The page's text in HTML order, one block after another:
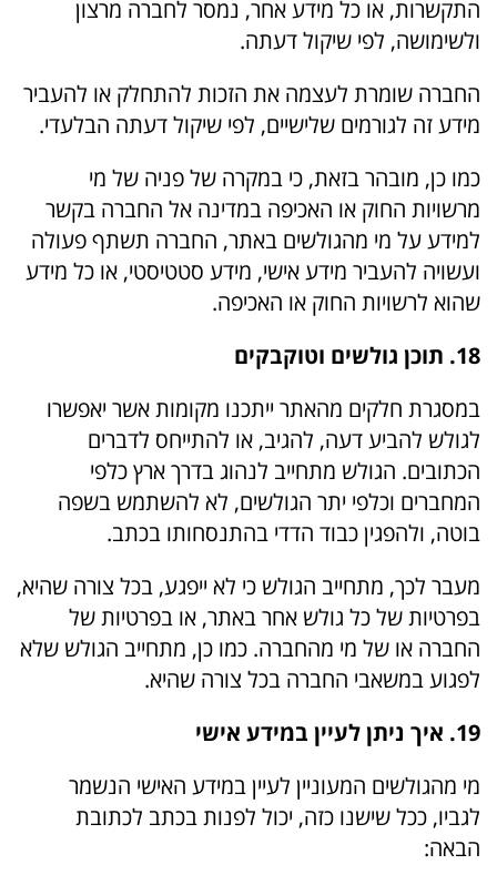
התקשרות, או כל מידע אחר, נמסר לחברה מרצון
ולשימושה, לפי שיקול דעתה.
החברה שומרת לעצמה את הזכות להתחלק או להעביר
מידע זה לגורמים שלישיים, לפי שיקול דעתה הבלעדי.
כמו כן, מובהר בזאת, כי במקרה של פניה של מי
מרשויות החוק או האכיפה במדינה אל החברה בקשר
למידע על מי מהגולשים באתר, החברה תשתף פעולה
ועשויה להעביר מידע אישי, מידע סטטיסטי, או כל מידע
שהוא לרשויות החוק או האכיפה.
18. תוכן גולשים וטוקבקים
במסגרת חלקים מהאתר ייתכנו מקומות אשר יאפשרו
לגולש להביע דעה, להגיב, או להתייחס לדברים
הכתובים. הגולש מתחייב לנהוג בדרך ארץ כלפי
המחברים וכלפי יתר הגולשים, לא להשתמש בשפה
בוטה, ולהפגין כבוד הדדי בהתנסחותו בכתב.
מעבר לכך, מתחייב הגולש כי לא ייפגע, בכל צורה שהיא,
בפרטיות של כל גולש אחר באתר, או בפרטיות של
החברה או של מי מהחברה. כמו כן, מתחייב הגולש שלא
לפגוע במשאבי החברה בכל צורה שהיא.
19. איך ניתן לעיין במידע אישי
מי מהגולשים המעוניין לעיין במידע האישי הנשמר
לגביו, ככל שישנו כזה, יכול לפנות בכתב לכתובת
הבאה: